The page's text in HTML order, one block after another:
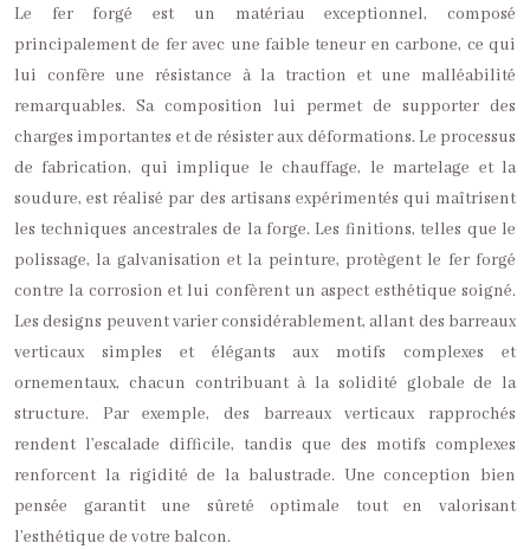
Le fer forgé est un matériau exceptionnel, composé
principalement de fer avec une faible teneur en carbone, ce qui
lui confère une résistance à la traction et une malléabilité
remarquables. Sa composition lui permet de supporter des
charges importantes et de résister aux déformations. Le processus
de fabrication, qui implique le chauffage, le martelage et la
soudure, est réalisé par des artisans expérimentés qui maîtrisent
les techniques ancestrales de la forge. Les finitions, telles que le
polissage, la galvanisation et la peinture, protègent le fer forgé
contre la corrosion et lui confèrent un aspect esthétique soigné.
Les designs peuvent varier considérablement, allant des barreaux
verticaux simples et élégants aux motifs complexes et
ornementaux, chacun contribuant à la solidité globale de la
structure. Par exemple, des barreaux verticaux rapprochés
rendent l’escalade difficile, tandis que des motifs complexes
renforcent la rigidité de la balustrade. Une conception bien
pensée garantit une sûreté optimale tout en valorisant
l’esthétique de votre balcon.